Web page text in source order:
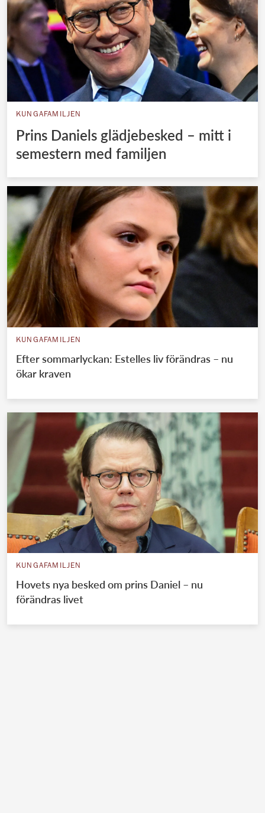
KUNGAFAMILJEN
Prins Daniels glädjebesked – mitt i
semestern med familjen
KUNGAFAMILJEN
Efter sommarlyckan: Estelles liv förändras – nu
ökar kraven
KUNGAFAMILJEN
Hovets nya besked om prins Daniel – nu
förändras livet